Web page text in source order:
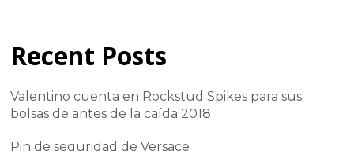
Recent Posts
Valentino cuenta en Rockstud Spikes para sus
bolsas de antes de la caída 2018
Pin de seguridad de Versace